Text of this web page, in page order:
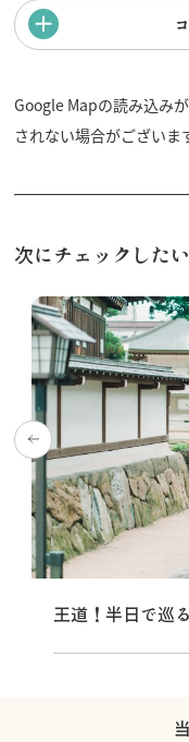
Google Mapの読み込み
されない場合がございま
次にチェックした
王道！半日で巡